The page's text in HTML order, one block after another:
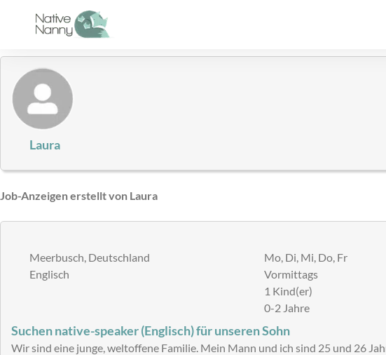
Laura
Job-Anzeigen erstellt von Laura
Meerbusch, Deutschland
Englisch
Mo, Di, Mi, Do, Fr
Vormittags
1 Kind(er)
0-2 Jahre
Suchen native-speaker (Englisch) für unseren Sohn
Wir sind eine junge, weltoffene Familie. Mein Mann und ich sind 25 und 26